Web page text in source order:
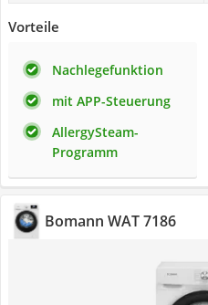
Vorteile
Nachlegefunktion
mit APP-Steuerung
AllergySteam-
Programm
Bomann WAT 7186